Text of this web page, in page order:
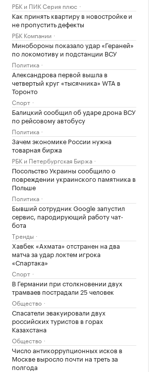
РБК и ПИК Серия плюс
Как принять квартиру в новостройке и
не пропустить дефекты
РБК Компании
Минобороны показало удар «Гераней»
по локомотиву и подстанции ВСУ
Политика
Александрова первой вышла в
четвертый круг «тысячника» WTA в
Торонто
Спорт
Балицкий сообщил об ударе дрона ВСУ
по рейсовому автобусу
Политика
Зачем экономике России нужна
товарная биржа
РБК и Петербургская Биржа
Посольство Украины сообщило о
повреждении украинского памятника в
Польше
Политика
Бывший сотрудник Google запустил
сервис, пародирующий работу чат-
бота
Тренды
Хавбек «Ахмата» отстранен на два
матча за удар локтем игрока
«Спартака»
Спорт
В Германии при столкновении двух
трамваев пострадали 25 человек
Общество
Спасатели эвакуировали двух
российских туристов в горах
Казахстана
Общество
Число антикоррупционных исков в
Москве выросло почти на треть за
полгода